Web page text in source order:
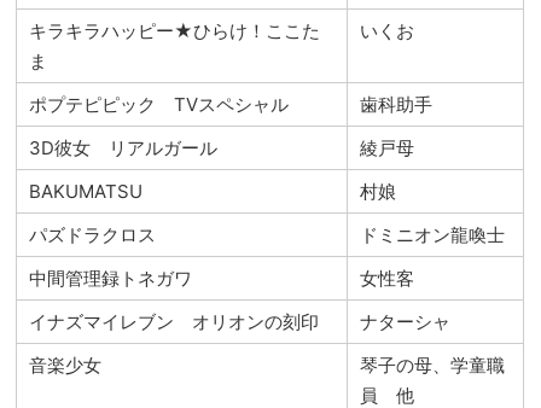
キラキラハッピー★ひらけ！ここた
ま
いくお
ポプテピピック TVスペシャル
歯科助手
3D彼女 リアルガール
綾戸母
BAKUMATSU
村娘
パズドラクロス
ドミニオン龍喚士
中間管理録トネガワ
女性客
イナズマイレブン オリオンの刻印
ナターシャ
音楽少女
琴子の母、学童職
員 他